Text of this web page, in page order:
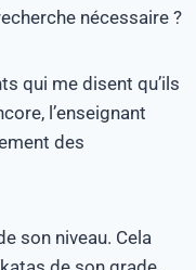
nécessaire ?
qui me disent qu’ils
l’enseignant
des
son niveau. Cela